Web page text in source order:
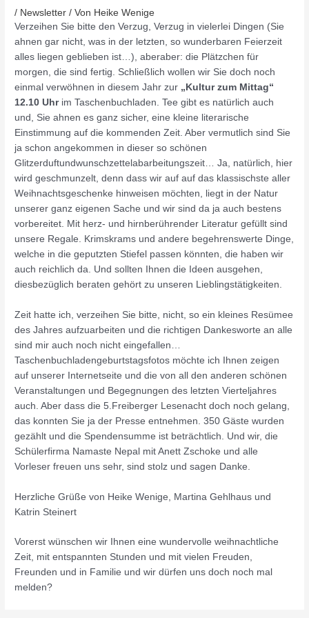
/ Newsletter / Von Heike Wenige
Verzeihen Sie bitte den Verzug, Verzug in vielerlei Dingen (Sie
ahnen gar nicht, was in der letzten, so wunderbaren Feierzeit
alles liegen geblieben ist…), aberaber: die Plätzchen für
morgen, die sind fertig. Schließlich wollen wir Sie doch noch
einmal verwöhnen in diesem Jahr zur „Kultur zum Mittag“
12.10 Uhrim Taschenbuchladen. Tee gibt es natürlich auch
und, Sie ahnen es ganz sicher, eine kleine literarische
Einstimmung auf die kommenden Zeit. Aber vermutlich sind Sie
ja schon angekommen in dieser so schönen
Glitzerduftundwunschzettelabarbeitungszeit… Ja, natürlich, hier
wird geschmunzelt, denn dass wir auf auf das klassischste aller
Weihnachtsgeschenke hinweisen möchten, liegt in der Natur
unserer ganz eigenen Sache und wir sind da ja auch bestens
vorbereitet. Mit herz- und hirnberührender Literatur gefüllt sind
unsere Regale. Krimskrams und andere begehrenswerte Dinge,
welche in die geputzten Stiefel passen könnten, die haben wir
auch reichlich da. Und sollten Ihnen die Ideen ausgehen,
diesbezüglich beraten gehört zu unseren Lieblingstätigkeiten.
Zeit hatte ich, verzeihen Sie bitte, nicht, so ein kleines Resümee
des Jahres aufzuarbeiten und die richtigen Dankesworte an alle
sind mir auch noch nicht eingefallen…
Taschenbuchladengeburtstagsfotos möchte ich Ihnen zeigen
auf unserer Internetseite und die von all den anderen schönen
Veranstaltungen und Begegnungen des letzten Vierteljahres
auch. Aber dass die 5.Freiberger Lesenacht doch noch gelang,
das konnten Sie ja der Presse entnehmen. 350 Gäste wurden
gezählt und die Spendensumme ist beträchtlich. Und wir, die
Schülerfirma Namaste Nepal mit Anett Zschoke und alle
Vorleser freuen uns sehr, sind stolz und sagen Danke.
Herzliche Grüße von Heike Wenige, Martina Gehlhaus und
Katrin Steinert
Vorerst wünschen wir Ihnen eine wundervolle weihnachtliche
Zeit, mit entspannten Stunden und mit vielen Freuden,
Freunden und in Familie und wir dürfen uns doch noch mal
melden?